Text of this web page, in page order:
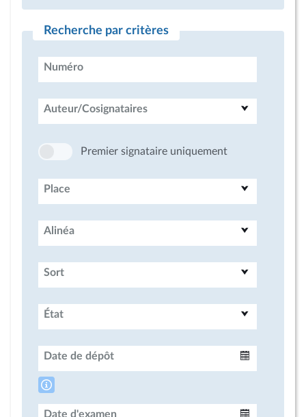
Recherche par critères
Numéro
Auteur/Cosignataires
Premier signataire uniquement
Place
Alinéa
Sort
État
Date de dépôt
Date d'examen